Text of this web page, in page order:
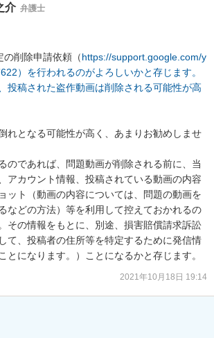
介 弁護士
削除申請依頼（https://support.google.com/y
）を行われるのがよろしいかと存じます。
投稿された盗作動画は削除される可能性が高
れとなる可能性が高く、あまりお勧めしませ
のであれば、問題動画が削除される前に、当
アカウント情報、投稿されている動画の内容
ット（動画の内容については、問題の動画を
などの方法）等を利用して控えておかれるの
その情報をもとに、別途、損害賠償請求訴訟
て、投稿者の住所等を特定するために発信情
とになります。）ことになるかと存じます。
2021年10月18日 19:14